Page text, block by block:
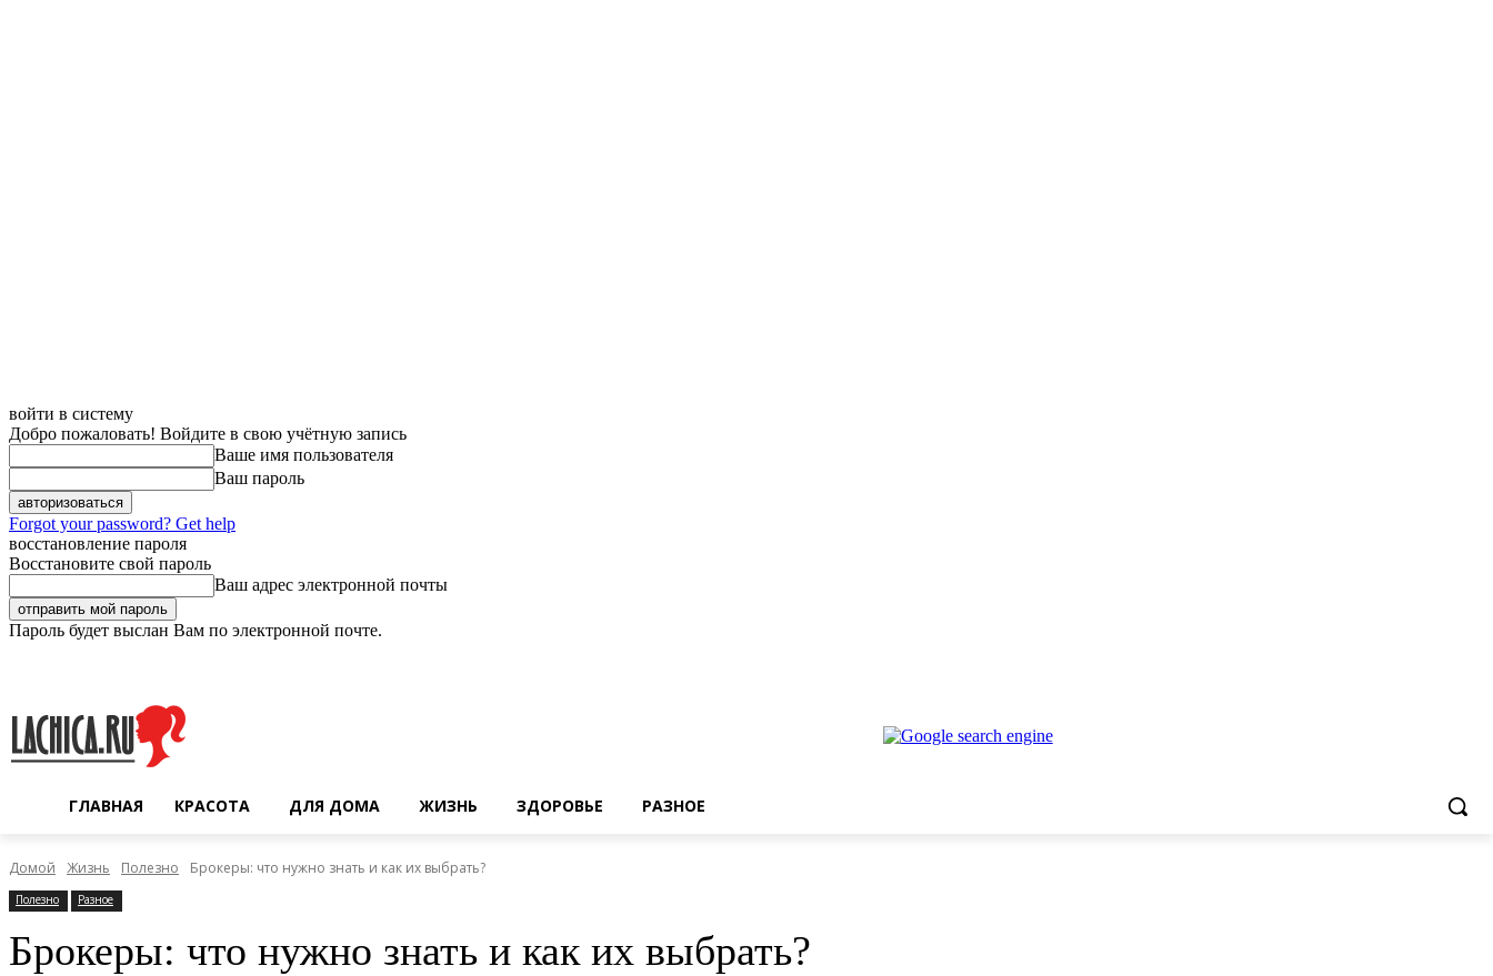
войти в систему
Добро пожаловать! Войдите в свою учётную запись
Ваше имя пользователя
Ваш пароль
Forgot your password? Get help
восстановление пароля
Восстановите свой пароль
Ваш адрес электронной почты
Пароль будет выслан Вам по электронной почте.
ГЛАВНАЯ КРАСОТА ДЛЯ ДОМА ЖИЗНЬ ЗДОРОВЬЕ РАЗНОЕ
Домой Жизнь Полезно Брокеры: что нужно знать и как их выбрать?
Полезно Разное
Брокеры: что нужно знать и как их выбрать?